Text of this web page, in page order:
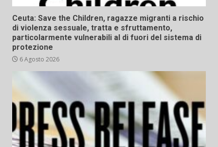
Ceuta: Save the Children, ragazze migranti a rischio
di violenza sessuale, tratta e sfruttamento,
particolarmente vulnerabili al di fuori del sistema di
protezione
6 Agosto 2026